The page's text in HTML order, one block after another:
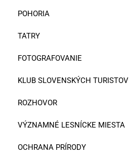
POHORIA
TATRY
FOTOGRAFOVANIE
KLUB SLOVENSKÝCH TURISTOV
ROZHOVOR
VÝZNAMNÉ LESNÍCKE MIESTA
OCHRANA PRÍRODY